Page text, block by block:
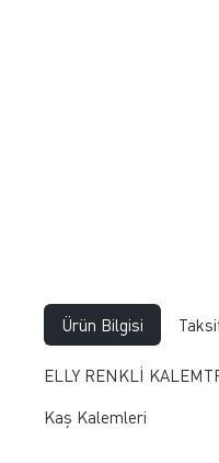
Ürün Bilgisi
ELLY RENKLİ
Kaş Kalemleri